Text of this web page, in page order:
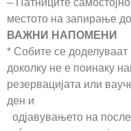
– Патниците
местото на запирање
ВАЖНИ НАПОМЕНИ
* Собите се доделуваат
доколку не е поинаку
резервацијата или
ден и
одјавувањето на